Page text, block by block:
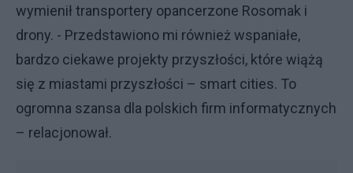
wymienił transportery opancerzone Rosomak i
drony. - Przedstawiono mi również wspaniałe,
bardzo ciekawe projekty przyszłości, które wiążą
się z miastami przyszłości – smart cities. To
ogromna szansa dla polskich firm informatycznych
– relacjonował.